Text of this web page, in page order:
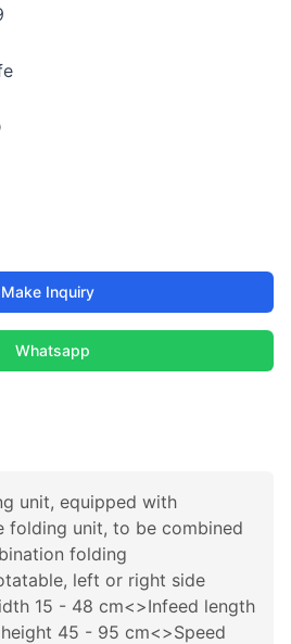
Make Inquiry
Whatsapp
unit, equipped with
folding unit, to be combined
folding
left or right side
15 - 48 cm<>Infeed length
45 - 95 cm<>Speed